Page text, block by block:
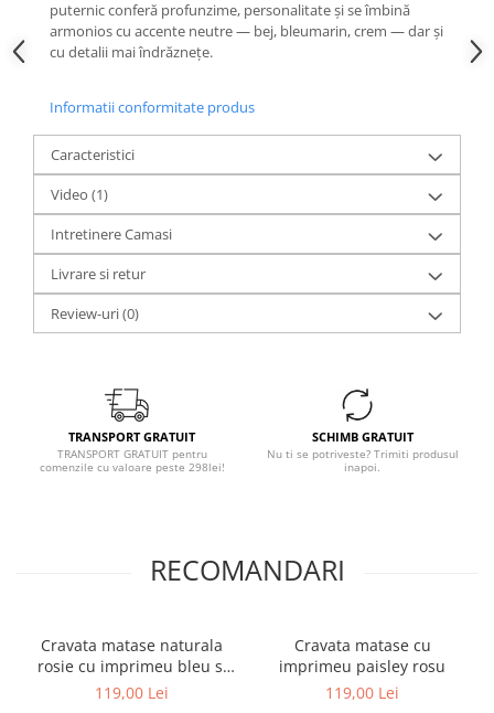
puternic conferă profunzime, personalitate şi se îmbină
armonios cu accente neutre — bej, bleumarin, crem — dar şi
cu detalii mai îndrăzneţe.
Informatii conformitate produs
Caracteristici
Video (1)
Intretinere Camasi
Livrare si retur
Review-uri(0)
TRANSPORT GRATUIT
TRANSPORT GRATUIT pentru
comenzile cu valoare peste 298lei!
SCHIMB GRATUIT
Nu ti se potriveste? Trimiti produsul
inapoi.
RECOMANDARI
Cravata matase naturala
rosie cu imprimeu bleu si
bej
119,00 Lei
Cravata matase cu
imprimeu paisley rosu
119,00 Lei